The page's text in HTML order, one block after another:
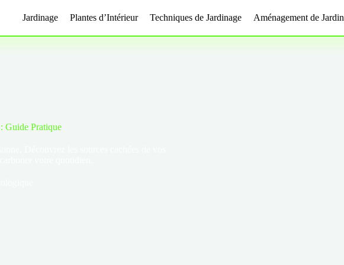
Jardinage Plantes d’Intérieur Techniques de Jardinage Aménagement de Jardin
Guide Pratique